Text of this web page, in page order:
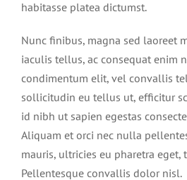
habitasse platea dictumst.
Nunc finibus, magna sed laoreet
iaculis tellus, ac consequat enim
condimentum elit, vel convallis
sollicitudin eu tellus ut, efficitur
id nibh ut sapien egestas
Aliquam et orci nec nulla
mauris, ultricies eu pharetra eget,
Pellentesque convallis dolor nisl.